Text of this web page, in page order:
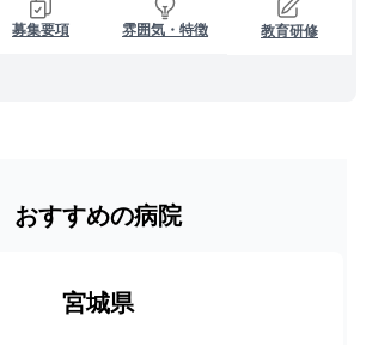
募集要項 雰囲気・特徴 教育研修
おすすめの病院
宮城県